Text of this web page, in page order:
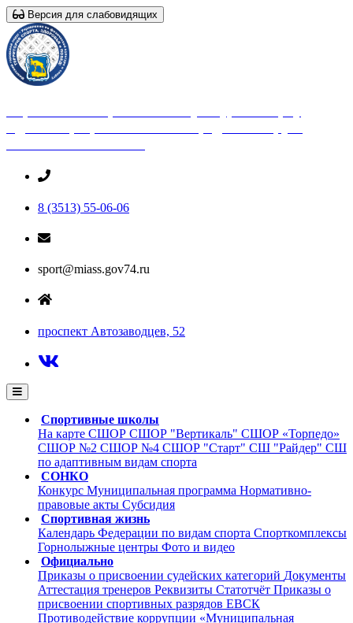
Версия для слабовидящих
8 (3513) 55-06-06
sport@miass.gov74.ru
проспект Автозаводцев, 52
Спортивные школы
На карте СШОР СШОР "Вертикаль" СШОР «Торпедо»
СШОР №2 СШОР №4 СШОР "Старт" СШ "Райдер" СШ
по адаптивным видам спорта
СОНКО
Конкурс Муниципальная программа Нормативно-
правовые акты Субсидия
Спортивная жизнь
Календарь Федерации по видам спорта Cпорткомплексы
Горнолыжные центры Фото и видео
Официально
Приказы о присвоении судейских категорий Документы
Аттестация тренеров Реквизиты Статотчёт Приказы о
присвоении спортивных разрядов ЕВСК
Противодействие коррупции «Муниципальная